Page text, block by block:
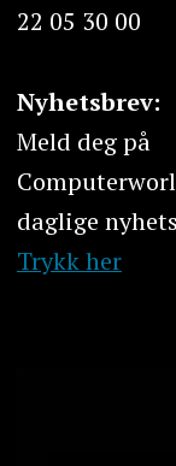
22 05 30 00
Nyhetsbrev:
Meld deg på
daglige
Trykk her